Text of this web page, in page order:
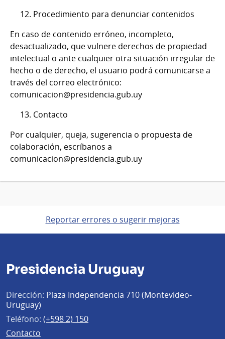
12. Procedimiento para denunciar contenidos
En caso de contenido erróneo, incompleto,
desactualizado, que vulnere derechos de propiedad
intelectual o ante cualquier otra situación irregular de
hecho o de derecho, el usuario podrá comunicarse a
través del correo electrónico:
comunicacion@presidencia.gub.uy
13. Contacto
Por cualquier, queja, sugerencia o propuesta de
colaboración, escríbanos a
comunicacion@presidencia.gub.uy
Reportar errores o sugerir mejoras
Presidencia Uruguay
Dirección: Plaza Independencia 710 (Montevideo-
Uruguay)
Teléfono: (+598 2) 150
Contacto